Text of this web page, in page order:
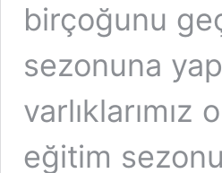
birçoğunu
sezonuna
varlıklarımız
eğitim